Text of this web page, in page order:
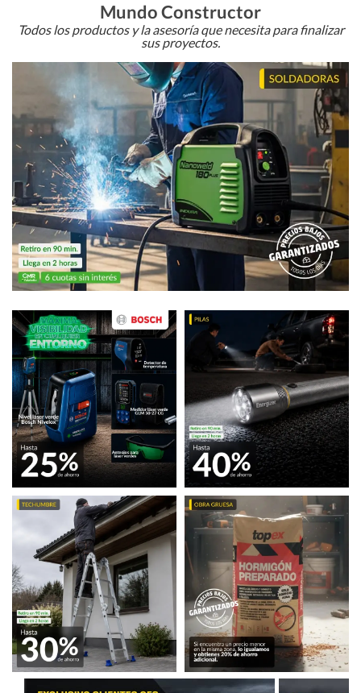
Mundo Constructor
Todos los productos y la asesoría que necesita para finalizar
sus proyectos.